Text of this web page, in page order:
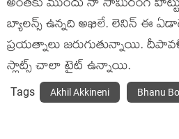
అంతకు ముందు నా సామిరంగ
బ్యాలన్స్ ఉన్నది అఖిలే. లెనిన్ ఈ
ప్రయత్నాలు జరుగుతున్నాయి.
స్లాట్స్ చాలా టైట్ ఉన్నాయి.
Tags Akhil Akkineni Bhanu